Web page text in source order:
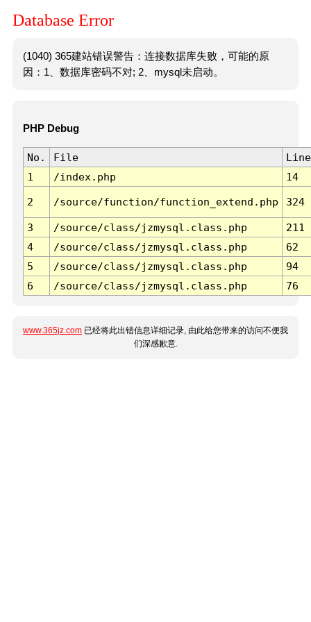
Database Error
(1040) 365建站错误警告：连接数据库失败，可能的原
因：1、数据库密码不对; 2、mysql未启动。
PHP Debug
No. File
Line
1
/index.php 14
2 /source/function/function_extend.php 324
3 /source/class/jzmysql.class.php
211
4
/source/class/jzmysql.class.php
62
5
/source/class/jzmysql.class.php
94
6
/source/class/jzmysql.class.php 76
www.365jz.com 已经将此出错信息详细记录, 由此给您带来的访问不便我
们深感歉意.